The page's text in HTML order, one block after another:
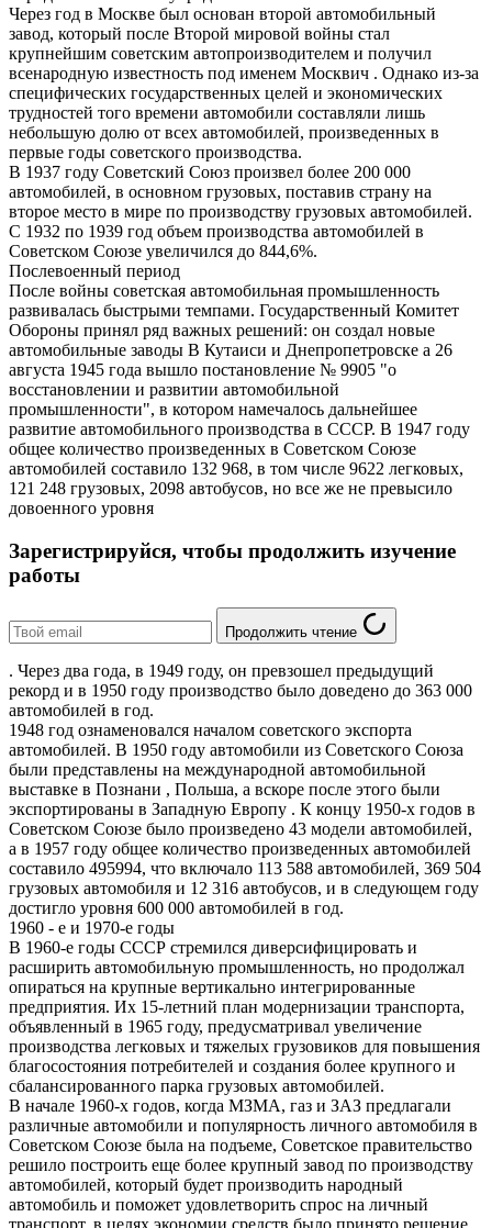
Через год в Москве был основан второй автомобильный
завод, который после Второй мировой войны стал
крупнейшим советским автопроизводителем и получил
всенародную известность под именем Москвич . Однако из-за
специфических государственных целей и экономических
трудностей того времени автомобили составляли лишь
небольшую долю от всех автомобилей, произведенных в
первые годы советского производства.
В 1937 году Советский Союз произвел более 200 000
автомобилей, в основном грузовых, поставив страну на
второе место в мире по производству грузовых автомобилей.
С 1932 по 1939 год объем производства автомобилей в
Советском Союзе увеличился до 844,6%.
Послевоенный период
После войны советская автомобильная промышленность
развивалась быстрыми темпами. Государственный Комитет
Обороны принял ряд важных решений: он создал новые
автомобильные заводы В Кутаиси и Днепропетровске а 26
августа 1945 года вышло постановление № 9905 "о
восстановлении и развитии автомобильной
промышленности", в котором намечалось дальнейшее
развитие автомобильного производства в СССР. В 1947 году
общее количество произведенных в Советском Союзе
автомобилей составило 132 968, в том числе 9622 легковых,
121 248 грузовых, 2098 автобусов, но все же не превысило
довоенного уровня
Зарегистрируйся, чтобы продолжить изучение
работы
Продолжить чтение
. Через два года, в 1949 году, он превзошел предыдущий
рекорд и в 1950 году производство было доведено до 363 000
автомобилей в год.
1948 год ознаменовался началом советского экспорта
автомобилей. В 1950 году автомобили из Советского Союза
были представлены на международной автомобильной
выставке в Познани , Польша, а вскоре после этого были
экспортированы в Западную Европу . К концу 1950-х годов в
Советском Союзе было произведено 43 модели автомобилей,
а в 1957 году общее количество произведенных автомобилей
составило 495994, что включало 113 588 автомобилей, 369 504
грузовых автомобиля и 12 316 автобусов, и в следующем году
достигло уровня 600 000 автомобилей в год.
1960 - е и 1970-е годы
В 1960-е годы СССР стремился диверсифицировать и
расширить автомобильную промышленность, но продолжал
опираться на крупные вертикально интегрированные
предприятия. Их 15-летний план модернизации транспорта,
объявленный в 1965 году, предусматривал увеличение
производства легковых и тяжелых грузовиков для повышения
благосостояния потребителей и создания более крупного и
сбалансированного парка грузовых автомобилей.
В начале 1960-х годов, когда МЗМА, газ и ЗАЗ предлагали
различные автомобили и популярность личного автомобиля в
Советском Союзе была на подъеме, Советское правительство
решило построить еще более крупный завод по производству
автомобилей, который будет производить народный
автомобиль и поможет удовлетворить спрос на личный